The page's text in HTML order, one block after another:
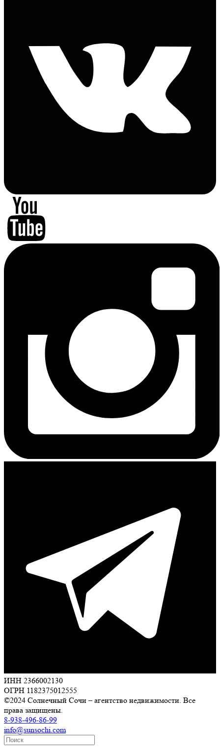
ИНН 2366002130
ОГРН 1182375012555
©2024 Солнечный Сочи – агентство недвижимости. Все
права защищены.
8-938-496-86-99
info@sunsochi.com